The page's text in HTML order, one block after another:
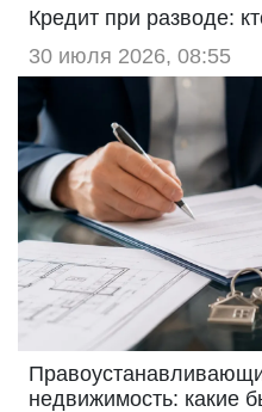
Кредит при разводе:
30 июля 2026, 08:55
недвижимость: какие